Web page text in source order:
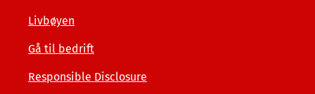
Livbøyen
Gå til bedrift
Responsible Disclosure